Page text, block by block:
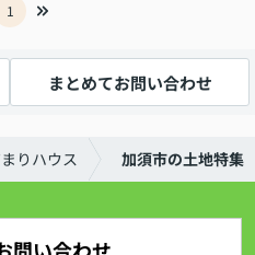
1
まとめてお問い合わせ
りハウス 加須市の土地特集
問い合わせ